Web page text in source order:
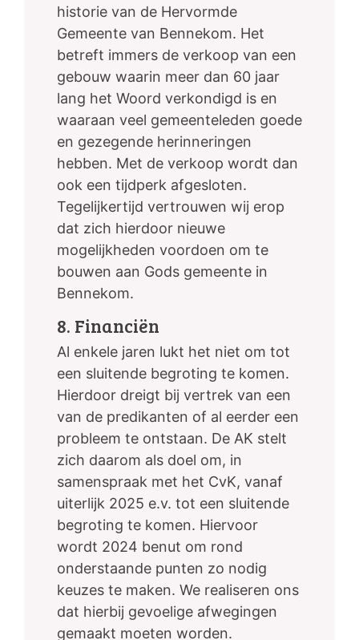
historie van de Hervormde
Gemeente van Bennekom. Het
betreft immers de verkoop van een
gebouw waarin meer dan 60 jaar
lang het Woord verkondigd is en
waaraan veel gemeenteleden goede
en gezegende herinneringen
hebben. Met de verkoop wordt dan
ook een tijdperk afgesloten.
Tegelijkertijd vertrouwen wij erop
dat zich hierdoor nieuwe
mogelijkheden voordoen om te
bouwen aan Gods gemeente in
Bennekom.
8. Financiën
Al enkele jaren lukt het niet om tot
een sluitende begroting te komen.
Hierdoor dreigt bij vertrek van een
van de predikanten of al eerder een
probleem te ontstaan. De AK stelt
zich daarom als doel om, in
samenspraak met het CvK, vanaf
uiterlijk 2025 e.v. tot een sluitende
begroting te komen. Hiervoor
wordt 2024 benut om rond
onderstaande punten zo nodig
keuzes te maken. We realiseren ons
dat hierbij gevoelige afwegingen
gemaakt moeten worden.